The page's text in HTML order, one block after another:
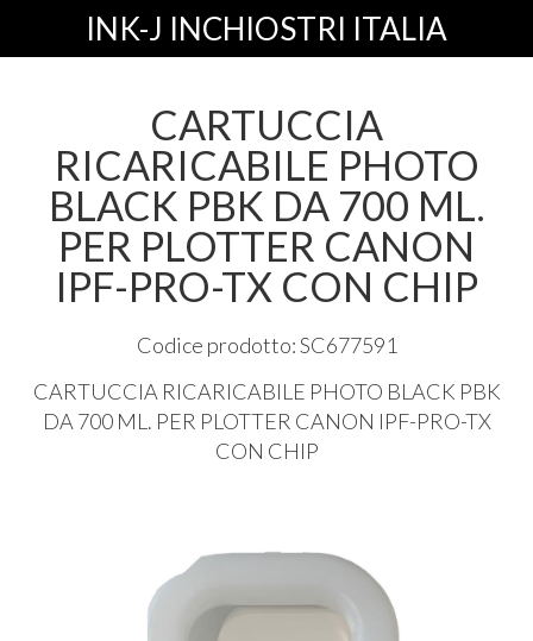
INK-J INCHIOSTRI ITALIA
CARTUCCIA
RICARICABILE PHOTO
BLACK PBK DA 700 ML.
PER PLOTTER CANON
IPF-PRO-TX CON CHIP
Codice prodotto: SC677591
CARTUCCIA RICARICABILE PHOTO BLACK PBK
DA 700 ML. PER PLOTTER CANON IPF-PRO-TX
CON CHIP